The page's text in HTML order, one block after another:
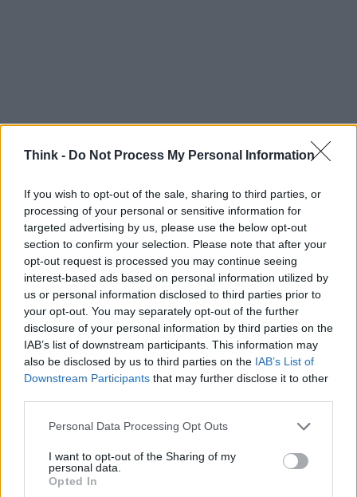
Think - Do Not Process My Personal Information
If you wish to opt-out of the sale, sharing to third parties, or
processing of your personal or sensitive information for
targeted advertising by us, please use the below opt-out
section to confirm your selection. Please note that after your
opt-out request is processed you may continue seeing
interest-based ads based on personal information utilized by
us or personal information disclosed to third parties prior to
your opt-out. You may separately opt-out of the further
disclosure of your personal information by third parties on the
IAB’s list of downstream participants. This information may
also be disclosed by us to third parties on the IAB’s List of
Downstream Participants that may further disclose it to other
Please note that this website/app uses one or more Google
not limited to your visit or usage behaviour. You may click to
grant or deny consent to Google and its third-party tags to
use your data for below specified purposes in below Google
Personal Data Processing Opt Outs
I want to opt-out of the Sharing of my
personal data.
Opted In
La lezione politica è chiara: tecnologie non europee
possono essere integrate se operano dentro un
quadro regolatorio rigoroso che tutela i valori e gli
interessi dell’UE. La gara da
180 milionidiventa
così un caso pratico di come la politica pubblica
possa rimodellare il mercato digitale, promuovendo
resilienza, diversificazione e conformità alle